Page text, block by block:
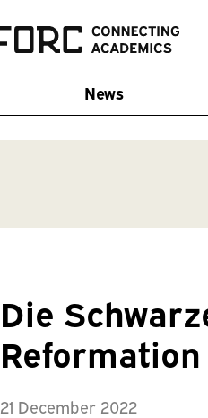
News
Die
21 December 2022